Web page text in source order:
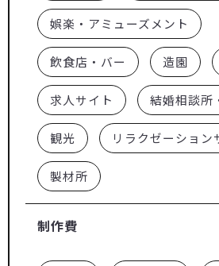
娯楽・アミューズメント
飲食店・バー 造園
求人サイト 結婚相談所
観光 リラクゼーション
製材所
制作費